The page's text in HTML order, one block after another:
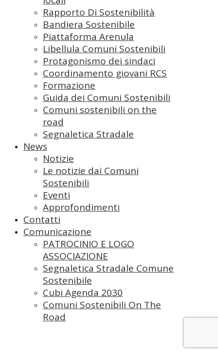
Rapporto Di Sostenibilità
Bandiera Sostenibile
Piattaforma Arenula
Libellula Comuni Sostenibili
Protagonismo dei sindaci
Coordinamento giovani RCS
Formazione
Guida dei Comuni Sostenibili
Comuni sostenibili on the
road
Segnaletica Stradale
News
Notizie
Le notizie dai Comuni
Sostenibili
Eventi
Approfondimenti
Contatti
Comunicazione
PATROCINIO E LOGO
ASSOCIAZIONE
Segnaletica Stradale Comune
Sostenibile
Cubi Agenda 2030
Comuni Sostenibili On The
Road